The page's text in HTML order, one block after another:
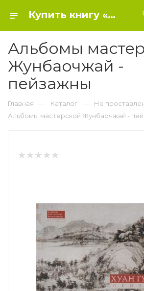
Купить книгу «Альбомы мастерской Жунбаочжай - пейзажны» 0, - Не проставлена группа
Альбомы
Жунбаочжай -
пейзажны
Главная — Каталог — Не
Альбомы мастерской Жунбаочжай -